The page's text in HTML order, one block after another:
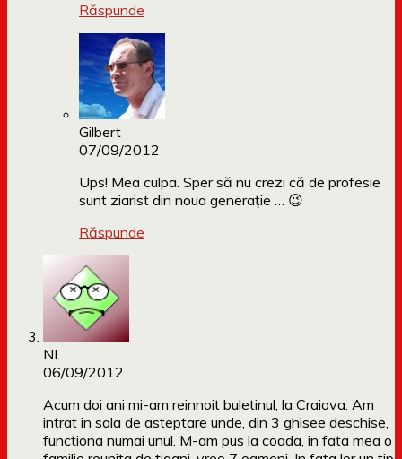
Răspunde
Gilbert
07/09/2012
Ups! Mea culpa. Sper să nu crezi că de profesie
sunt ziarist din noua generaţie … 😉
Răspunde
NL
06/09/2012
Acum doi ani mi-am reinnoit buletinul, la Craiova. Am
intrat in sala de asteptare unde, din 3 ghisee deschise,
functiona numai unul. M-am pus la coada, in fata mea o